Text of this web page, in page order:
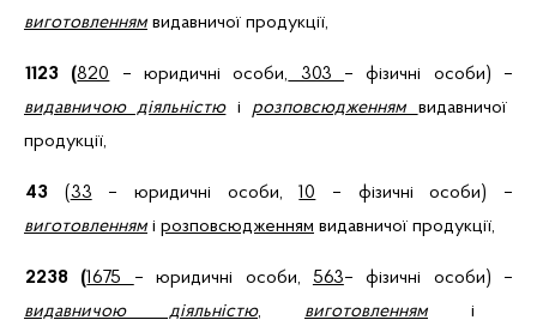
виготовленням видавничої продукції,
1123 (820 – юридичні особи, 303 – фізичні особи) –
видавничою діяльністюі розповсюдженням видавничої
продукції,
43 (33 – юридичні особи,10 – фізичні особи) –
виготовленням і розповсюдженням видавничої продукції,
2238 (1675 – юридичні особи, 563– фізичні особи)
–
видавничою діяльністю, виготовленням і